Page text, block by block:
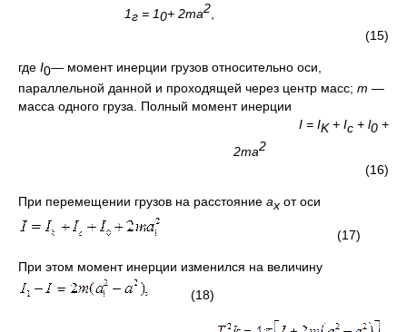
1г = 10+ 2тa2
(15)
гдеI0— момент инерции грузов относительно оси,
параллельной данной и проходящей че­рез центр масс;т—
масса одного груза. Полный момент инерции
I = IK+ Ic + l0 +
2ma
(16)
При перемещении грузов на расстояние ах от оси
(17)
При этом момент инерции изменился на величину
(18)